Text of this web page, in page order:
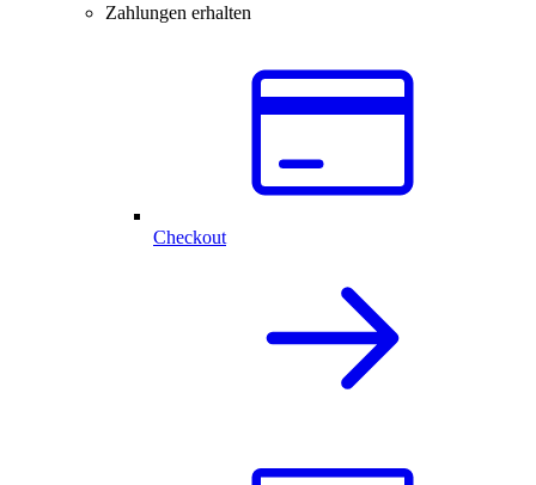
Zahlungen erhalten
Checkout